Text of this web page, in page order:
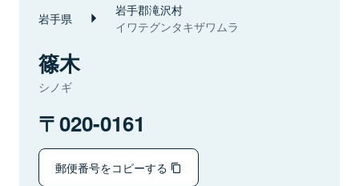
岩手県 岩手郡滝沢村
イワテグンタキザワムラ
篠木
シノギ
020-0161
郵便番号をコピーする